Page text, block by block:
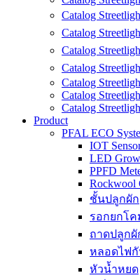
Catalog
Catalog
Catalog
Catalog
Catalog
Catalog
Catalog
Product
PFAL ECO
IOT
LED
PPFD
Rockwool
ชั้นปลูกผัก
รอกยกโค
ถาดปลูก
หลอดไฟ
หัวน้ำหยด